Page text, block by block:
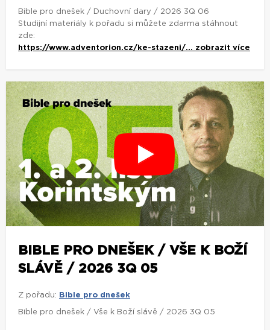
Bible pro dnešek / Duchovní dary / 2026 3Q 06
Studijní materiály k pořadu si můžete zdarma stáhnout
zde:
https://www.adventorion.cz/ke-stazeni/... zobrazit více
BIBLE PRO DNEŠEK / VŠE K BOŽÍ
SLÁVĚ / 2026 3Q 05
Z pořadu: Bible pro dnešek
Bible pro dnešek / Vše k Boží slávě / 2026 3Q 05